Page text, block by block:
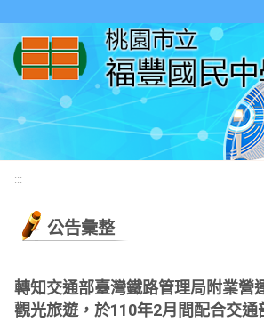
:::
公告彙整
轉知交通部臺灣鐵路管理局附業營
觀光旅遊，於110年2月間配合交通